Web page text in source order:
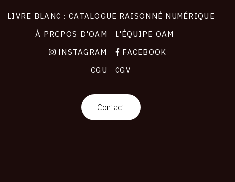
LIVRE BLANC : CATALOGUE RAISONNÉ NUMÉRIQUE
À PROPOS D'OAM
L'ÉQUIPE OAM
INSTAGRAM
FACEBOOK
CGU
CGV
Contact